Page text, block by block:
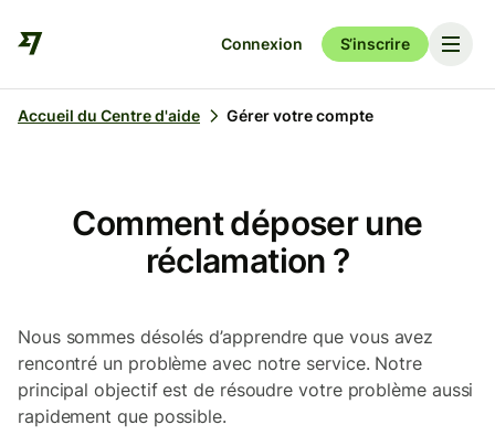
Connexion S’inscrire
Accueil du Centre d'aide Gérer votre compte
Comment déposer une
réclamation ?
Nous sommes désolés d’apprendre que vous avez
rencontré un problème avec notre service. Notre
principal objectif est de résoudre votre problème aussi
rapidement que possible.